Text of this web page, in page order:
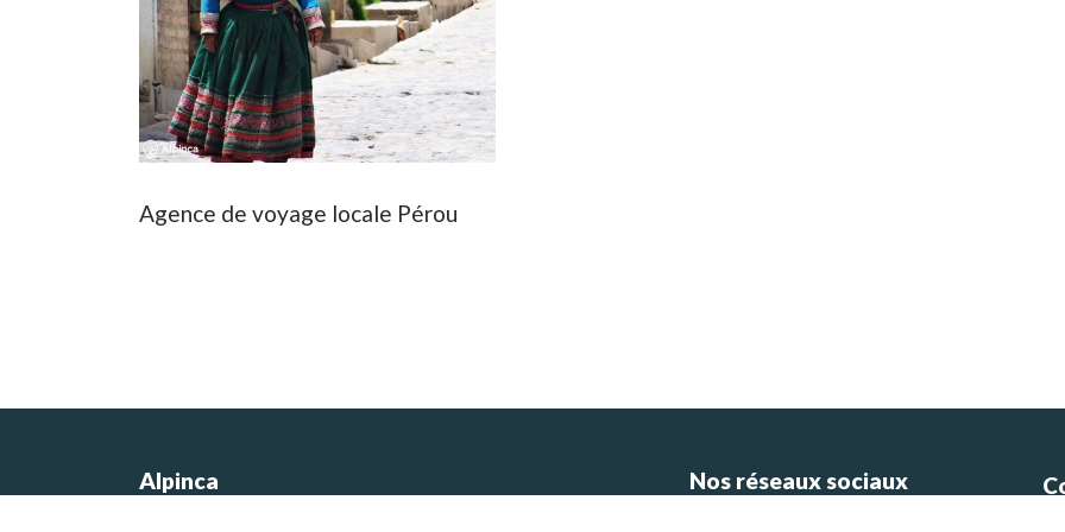
Agence de voyage locale Pérou
Alpinca Nos réseaux sociaux